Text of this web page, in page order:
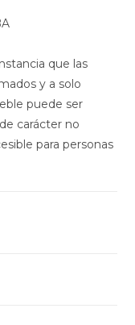
que las
y a solo
puede ser
carácter no
para personas